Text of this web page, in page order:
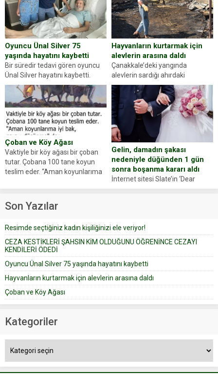
sorup belgelerini istedi. Sürücü
Abdurrahman Ö.nün verdiği
evraklarda eksik olduğunu...
Oyuncu Ünal Silver 75
yaşında hayatını kaybetti
Bir süredir tedavi gören oyuncu
Ünal Silver hayatını kaybetti.
Haberi, oyuncunun menajerlik
ajansı duyurdu. Renda Güner,
sosyal medya hesabında “Usta
Oyuncumuz ve çok değerli
dostumuz...
Hayvanların kurtarmak için
alevlerin arasına daldı
Çanakkale’deki yangında
alevlerin sardığı ahırdaki
hayvanlarını kurtarmak isteyen
Zeki Demir (66) ölümden döndü.
Yüzünde ve ellerinde yanıklar
oluşan Demir, kâbus dolu anları
anlattı… Merkeze bağlı...
Çoban ve Köy Ağası
Vaktiyle bir köy ağası bir çoban
tutar. Çobana 100 tane koyun
teslim eder. “Aman koyunlarıma
Çoban koyunları alır gider. Aylar...
Gelin, damadın şakası
nedeniyle düğünden 1 gün
sonra boşanma kararı aldı
İnternet sitesi Slate’in ‘Dear
Prudence’ isimli tavsiye köşesine
yapıştırdığı için düğünden...
Son Yazılar
Resimde seçtiğiniz kadın kişiliğinizi ele veriyor!
CEZA KESTİKLERİ ŞAHSIN KİM OLDUĞUNU ÖĞRENİNCE CEZAYI
KENDİLERİ ÖDEDİ
Oyuncu Ünal Silver 75 yaşında hayatını kaybetti
Hayvanların kurtarmak için alevlerin arasına daldı
Çoban ve Köy Ağası
Kategoriler